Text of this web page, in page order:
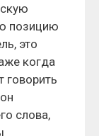
позицию
это
когда
говорить
слова,